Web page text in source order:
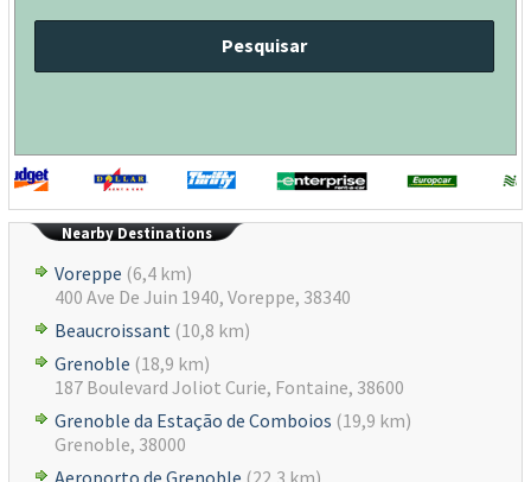
Pesquisar
Nearby Destinations
Voreppe (6,4 km)
400 Ave De Juin 1940, Voreppe, 38340
Beaucroissant (10,8 km)
Grenoble (18,9 km)
187 Boulevard Joliot Curie, Fontaine, 38600
Grenoble da Estação de Comboios (19,9 km)
Grenoble, 38000
Aeroporto de Grenoble (22,3 km)